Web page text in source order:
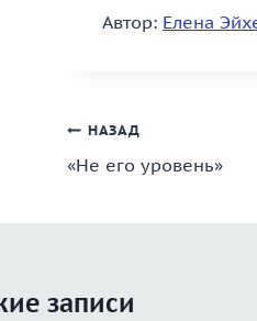
Автор: Елена
Навигация
по
НАЗАД
«Не его уровень»
записи